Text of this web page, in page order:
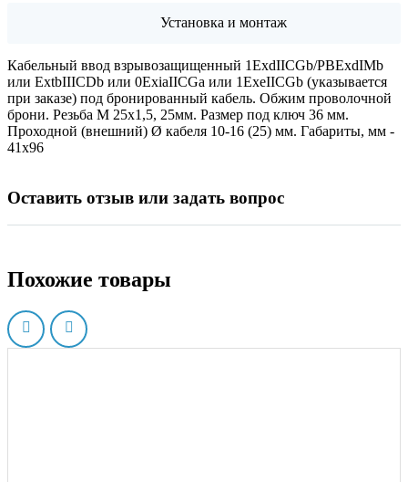
Установка и монтаж
Кабельный ввод взрывозащищенный 1ExdIIСGb/PBExdIMb
или ExtbIIIСDb или 0ExiaIICGa или 1ExeIIСGb (указывается
при заказе) под бронированный кабель. Обжим проволочной
брони. Резьба М 25х1,5, 25мм. Размер под ключ 36 мм.
Проходной (внешний) Ø кабеля 10-16 (25) мм. Габариты, мм -
41х96
Оставить отзыв или задать вопрос
Похожие товары